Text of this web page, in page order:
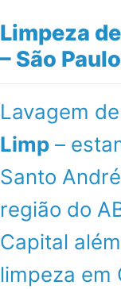
Limpeza
– São
Lavagem
Limp –
Santo
região do
Capital
limpeza em